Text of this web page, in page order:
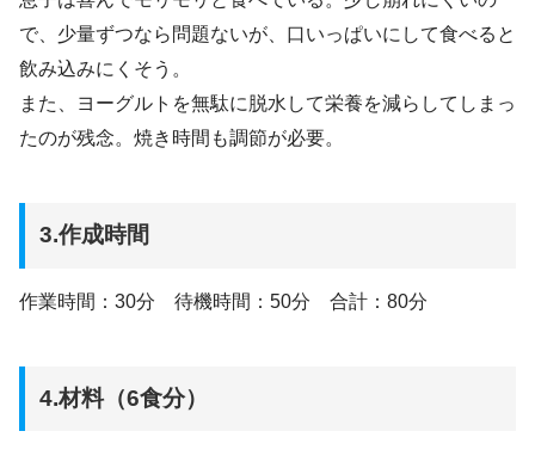
で、少量ずつなら問題ないが、口いっぱいにして食べると
飲み込みにくそう。
また、ヨーグルトを無駄に脱水して栄養を減らしてしまっ
たのが残念。焼き時間も調節が必要。
3.作成時間
作業時間：30分 待機時間：50分 合計：80分
4.材料（6食分）